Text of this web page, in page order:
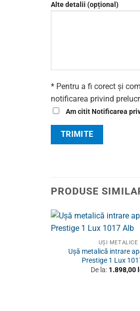
Alte detalii (opțional)
* Pentru a fi corect și
notificarea privind
Am citit Notificarea
PRODUSE
UȘI METALICE
Ușă metalică intrare
Prestige 1 Lux
De la: 1.898,00